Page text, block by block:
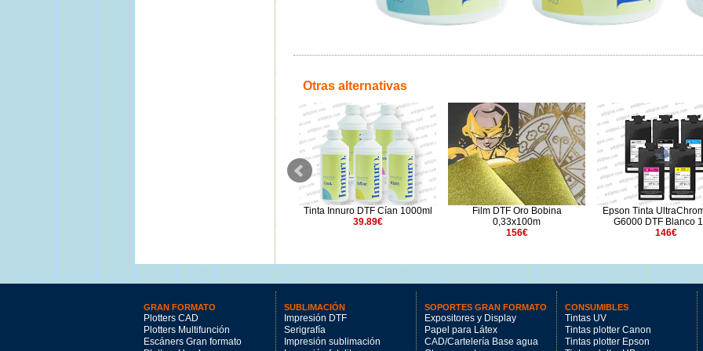
Otras alternativas
Film DTF 0,60x100m (bobina)
Tinta Innuro DTF Cían 1000ml
39.89€
Film DTF Oro Bobina
0,33x100m
156€
Epson Tinta
G6000 DTF Blanco
146€
GRAN FORMATO
Plotters CAD
Plotters Multifunción
Escáners Gran formato
SUBLIMACIÓN
Impresión DTF
Serigrafía
Impresión sublimación
SOPORTES GRAN FORMATO
Expositores y Display
Papel para Látex
CAD/Cartelería Base agua
CONSUMIBLES
Tintas UV
Tintas plotter Canon
Tintas plotter Epson